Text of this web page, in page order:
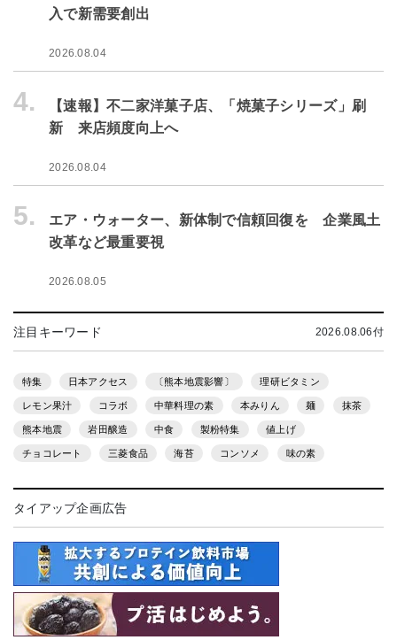
入で新需要創出
2026.08.04
4.
【速報】不二家洋菓子店、「焼菓子シリーズ」刷
新 来店頻度向上へ
2026.08.04
5.
エア・ウォーター、新体制で信頼回復を 企業風土
改革など最重要視
2026.08.05
注目キーワード 2026.08.06付
特集 日本アクセス 〔熊本地震影響〕 理研ビタミン
レモン果汁 コラボ 中華料理の素 本みりん 麺 抹茶
熊本地震 岩田醸造 中食 製粉特集 値上げ
チョコレート 三菱食品 海苔 コンソメ 味の素
タイアップ企画広告